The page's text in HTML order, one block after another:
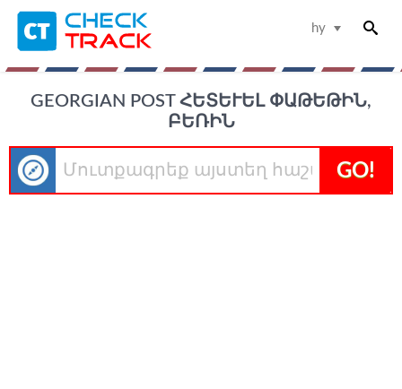
hy
GEORGIAN POST ՀԵՏԵՒԵԼ ՓԱԹԵԹԻՆ, Բ
ԵՌԻՆ
GO!